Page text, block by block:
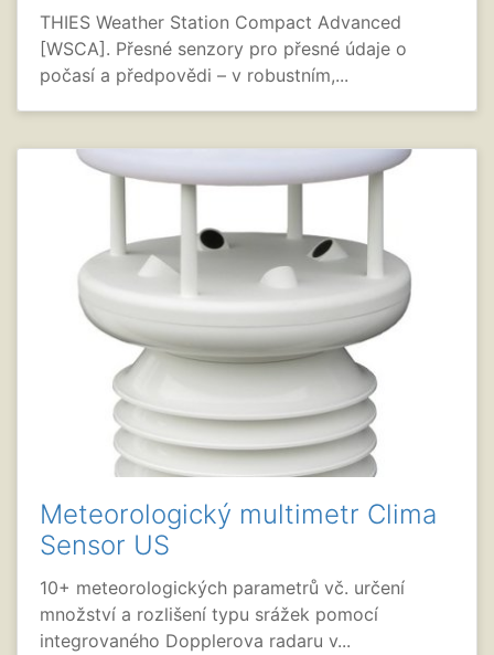
THIES Weather Station Compact Advanced
[WSCA]. Přesné senzory pro přesné údaje o
počasí a předpovědi – v robustním,...
Meteorologický multimetr Clima
Sensor US
10+ meteorologických parametrů vč. určení
množství a rozlišení typu srážek pomocí
integrovaného Dopplerova radaru v...